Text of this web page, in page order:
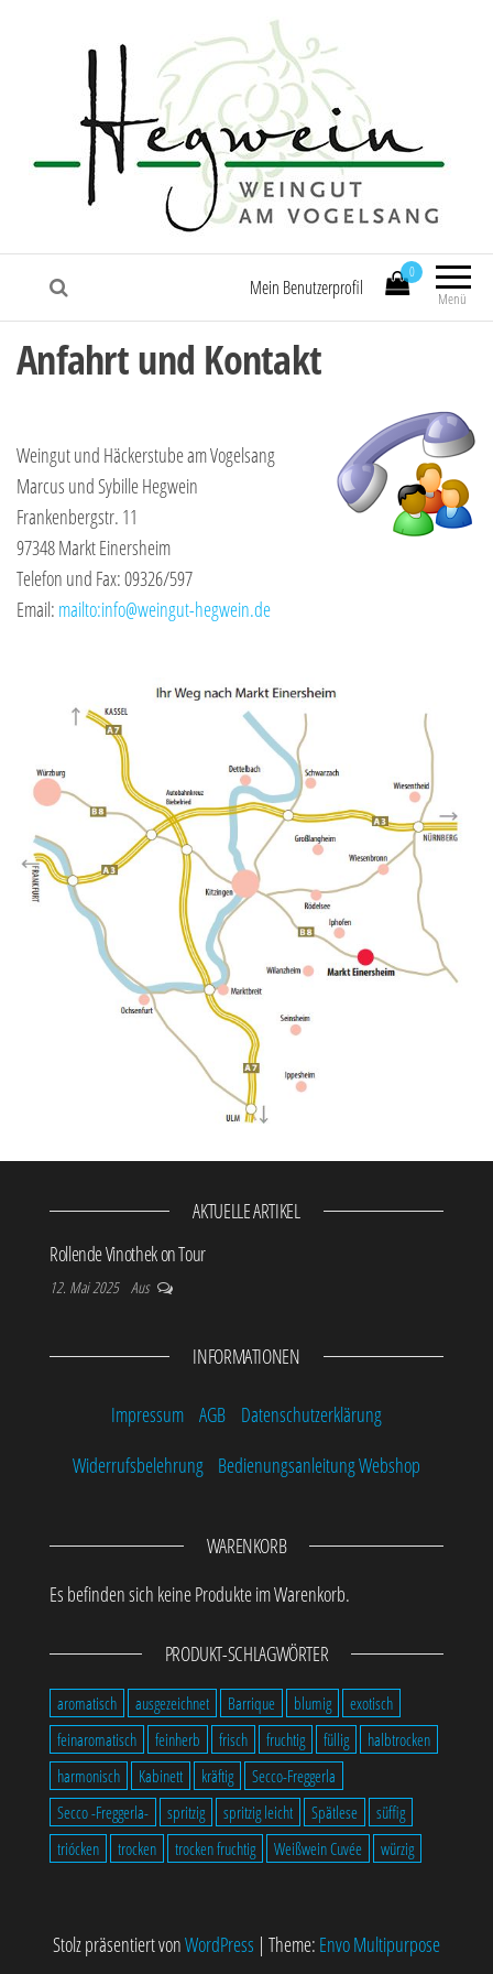
Menü
0
Mein Benutzerprofil
Anfahrt und Kontakt
Weingut und Häckerstube am Vogelsang
Marcus und Sybille Hegwein
Frankenbergstr. 11
97348 Markt Einersheim
Telefon und Fax: 09326/597
Email: mailto:info@weingut-hegwein.de
AKTUELLE ARTIKEL
Rollende Vinothek on Tour
12. Mai 2025 Aus
INFORMATIONEN
Impressum AGB
Datenschutzerklärung
Widerrufsbelehrung Bedienungsanleitung Webshop
WARENKORB
Es befinden sich keine Produkte im Warenkorb.
PRODUKT-SCHLAGWÖRTER
aromatisch ausgezeichnet Barrique blumig
exotisch
feinaromatisch
feinherb frisch fruchtig füllig
halbtrocken
harmonisch
Kabinett kräftig
Secco-Freggerla
Secco -Freggerla-
spritzig spritzig leicht Spätlese
süffig
triócken
trocken trocken fruchtig Weißwein Cuvée würzig
Stolz präsentiert vonWordPress | Theme: Envo Multipurpose